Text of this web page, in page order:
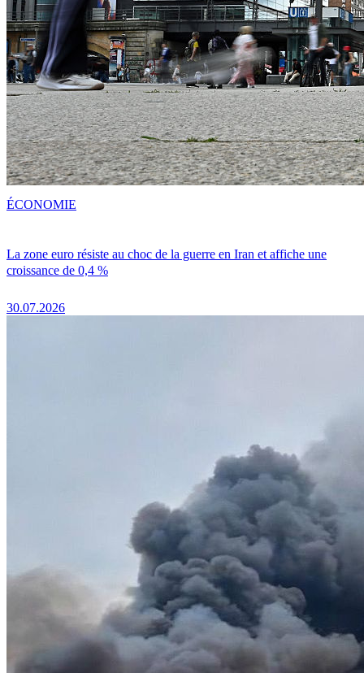
La zone euro résiste au choc de la guerre en Iran et affiche une
croissance de 0,4 %
30.07.2026
ÉCONOMIE